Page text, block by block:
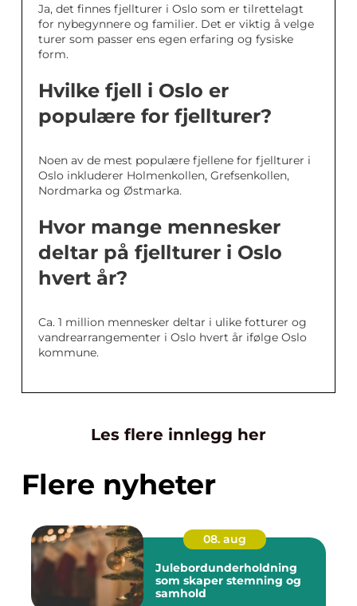
Ja, det finnes fjellturer i Oslo som er tilrettelagt
for nybegynnere og familier. Det er viktig å velge
turer som passer ens egen erfaring og fysiske
form.
Hvilke fjell i Oslo er
populære for fjellturer?
Noen av de mest populære fjellene for fjellturer i
Oslo inkluderer Holmenkollen, Grefsenkollen,
Nordmarka og Østmarka.
Hvor mange mennesker
deltar på fjellturer i Oslo
hvert år?
Ca. 1 million mennesker deltar i ulike fotturer og
vandrearrangementer i Oslo hvert år ifølge Oslo
kommune.
Les flere innlegg her
Flere nyheter
08. aug
Julebordunderholdning
som skaper stemning og
samhold